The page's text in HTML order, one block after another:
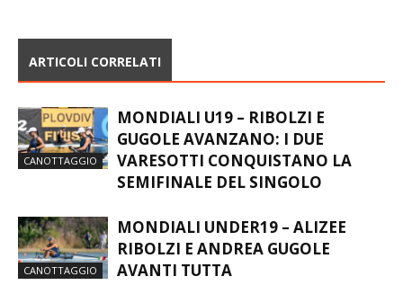
ARTICOLI CORRELATI
CANOTTAGGIO
MONDIALI U19 – RIBOLZI E
GUGOLE AVANZANO: I DUE
VARESOTTI CONQUISTANO LA
SEMIFINALE DEL SINGOLO
CANOTTAGGIO
MONDIALI UNDER19 – ALIZEE
RIBOLZI E ANDREA GUGOLE
AVANTI TUTTA